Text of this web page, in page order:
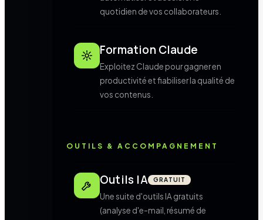
quotidien de vos collaborateurs.
Formation Claude
Exploitez Claude pour gagner en
productivité et fiabiliser la qualité de
vos contenus.
OUTILS & ACCOMPAGNEMENT
Outils IA GRATUIT
Une suite d'outils IA gratuits
(analyse d'e-mail, résumé de